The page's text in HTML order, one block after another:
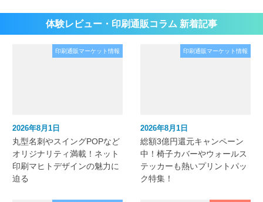
体験レビュー・印刷通販コラム 新着記事
印刷通販マーケット情報
2026年8月1日
丸型名刺やスイングPOPなど
オリジナリティ満載！ネット
印刷マヒトデザインの魅力に
迫る
印刷通販マーケット情報
2026年8月1日
総額3億円還元キャンペーン
中！椅子カバーやウォールス
テッカーも熱いプリントパッ
ク特集！